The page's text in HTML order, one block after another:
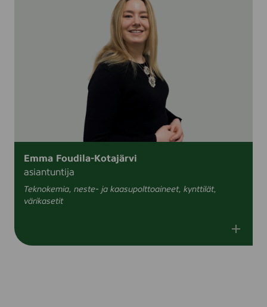
Emma Foudila-Kotajärvi
asiantuntija
Teknokemia, neste- ja kaasupolttoaineet, kynttilät,
värikasetit